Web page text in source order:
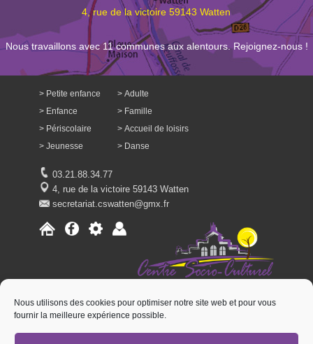
Nous utilisons des cookies pour optimiser notre site web et pour vous
fournir la meilleure expérience possible.
4, rue de la victoire 59143 Watten
Nous travaillons avec 11 communes aux alentours. Rejoignez-nous !
Petite enfance
Enfance
Périscolaire
Jeunesse
Adulte
Famille
Accueil de loisirs
Danse
03.21.88.34.77
4, rue de la victoire 59143 Watten
secretariat.cswatten@gmx.fr